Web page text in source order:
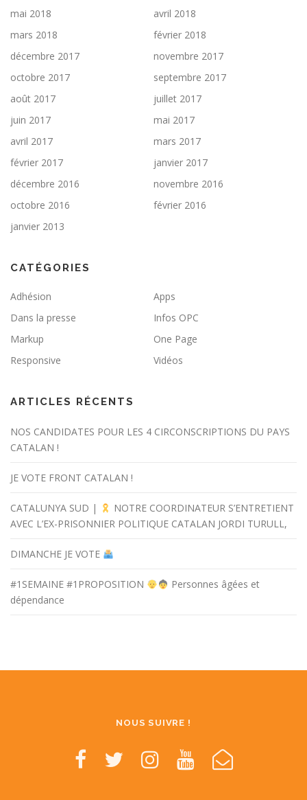
mai 2018
avril 2018
mars 2018
février 2018
décembre 2017
novembre 2017
octobre 2017
septembre 2017
août 2017
juillet 2017
juin 2017
mai 2017
avril 2017
mars 2017
février 2017
janvier 2017
décembre 2016
novembre 2016
octobre 2016
février 2016
janvier 2013
CATÉGORIES
Adhésion
Apps
Dans la presse
Infos OPC
Markup
One Page
Responsive
Vidéos
ARTICLES RÉCENTS
NOS CANDIDATES POUR LES 4 CIRCONSCRIPTIONS DU PAYS
CATALAN !
JE VOTE FRONT CATALAN !
CATALUNYA SUD |
NOTRE COORDINATEUR S’ENTRETIENT
AVEC L’EX-PRISONNIER POLITIQUE CATALAN JORDI TURULL,
DIMANCHE JE VOTE
#1SEMAINE #1PROPOSITION
Personnes âgées et
dépendance
NOUS SUIVRE !